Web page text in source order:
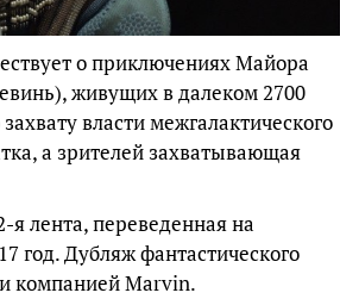
о приключениях Майора
живущих в далеком 2700
власти межгалактического
а зрителей захватывающая
я лента, переведенная на
год. Дубляж фантастического
компанией Marvin.